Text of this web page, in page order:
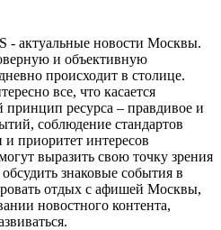
- актуальные новости Москвы.
и объективную
происходит в столице.
все, что касается
ресурса – правдивое и
соблюдение стандартов
приоритет интересов
выразить свою точку зрения
знаковые события в
отдых с афишей Москвы,
новостного контента,